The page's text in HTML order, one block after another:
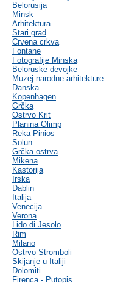
Belorusija
Minsk
Arhitektura
Stari grad
Crvena crkva
Fontane
Fotografije Minska
Beloruske devojke
Muzej narodne arhitekture
Danska
Kopenhagen
Grčka
Ostrvo Krit
Planina Olimp
Reka Pinios
Solun
Grčka ostrva
Mikena
Kastorija
Irska
Dablin
Italija
Venecija
Verona
Lido di Jesolo
Rim
Milano
Ostrvo Stromboli
Skijanje u Italiji
Dolomiti
Firenca - Putopis